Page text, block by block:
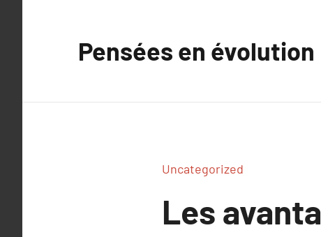
Pensées en évolution
Uncategorized
Les